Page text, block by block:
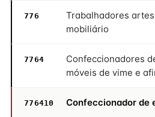
776
Trabalhadores
mobiliário
7764
Confeccionadores
móveis de vime e
776410 Confeccionador de